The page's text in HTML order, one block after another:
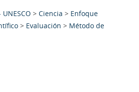
> Ciencia > Enfoque
> Evaluación > Método de